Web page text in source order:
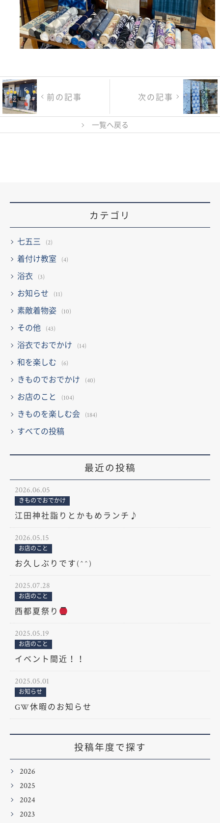
前の記事 次の記事
一覧へ戻る
カテゴリ
七五三 (2)
着付け教室 (4)
浴衣 (3)
お知らせ (11)
素敵着物姿 (10)
その他 (43)
浴衣でおでかけ (14)
和を楽しむ (6)
きものでおでかけ (40)
お店のこと (104)
きものを楽しむ会 (184)
すべての投稿
最近の投稿
2026.06.05
きものでおでかけ
江田神社詣りとかもめランチ♪
2026.05.15
お店のこと
お久しぶりです(^^)
2025.07.28
お店のこと
西都夏祭り
2025.05.19
お店のこと
イベント間近！！
2025.05.01
お知らせ
GW休暇のお知らせ
投稿年度で探す
2026
2025
2024
2023